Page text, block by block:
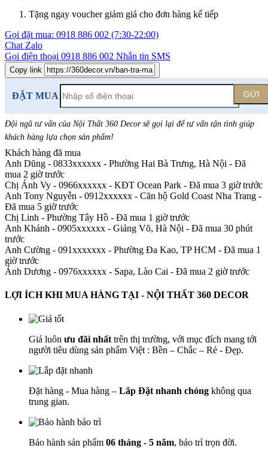
Tặng ngay voucher giảm giá cho đơn hàng kế tiếp
Gọi đặt mua: 0918 886 002 (7:30-22:00)
Chat Zalo
Gọi điện thoại 0918 886 002 Nhắn tin SMS
Copy link
ĐẶT MUA GỬI
Đội ngũ tư vấn của Nội Thất 360 Decor sẽ gọi lại để tư vấn tận tình giúp
khách hàng lựa chọn sản phẩm!
Khách hàng đã mua
Anh Dũng - 0833xxxxxx - Phường Hai Bà Trưng, Hà Nội - Đã
mua 2 giờ trước
Chị Ánh Vy - 0966xxxxxx - KĐT Ocean Park - Đã mua 3 giờ trước
Anh Tony Nguyễn - 0912xxxxxx - Căn hộ Gold Coast Nha Trang -
Đã mua 5 giờ trước
Chị Linh - Phường Tây Hồ - Đã mua 1 giờ trước
Anh Khánh - 0905xxxxxx - Giảng Võ, Hà Nội - Đã mua 30 phút
trước
Anh Cường - 091xxxxxxx - Phường Đa Kao, TP HCM - Đã mua 1
giờ trước
Ánh Dương - 0976xxxxxx - Sapa, Lào Cai - Đã mua 2 giờ trước
LỢI ÍCH KHI MUA HÀNG TẠI - NỘI THẤT 360 DECOR
Giá luôn ưu đãi nhất trên thị trường, với mục đích mang tới
người tiêu dùng sản phẩm Việt : Bền – Chắc – Rẻ - Đẹp.
Đặt hàng - Mua hàng – Lắp Đặt nhanh chóng không qua
trung gian.
Bảo hành sản phẩm 06 tháng - 5 năm, bảo trì trọn đời.